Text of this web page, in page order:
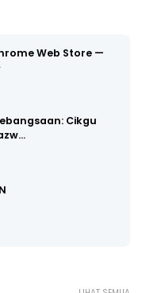
Web Store —
Cikgu